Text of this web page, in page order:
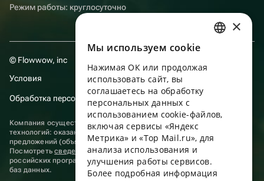
Режим работы: круглосуточно
© Flowwow, inc
Условия
Обработка персональных данных
Компания осуществляет деятельность в области информационных
технологий: оказание услуг в сети “Интернет” по размещению
предложений (объявлений) продавцов о реализации товаров.
Посмотретьсведения о программах, включенных в реестр
российских программ для электронных вычислительных машин и
баз данных.
ENGLISH
UKRAINIAN
PORTUGUESE
×
Мы используем сookie
Нажимая ОК или продолжая
использовать сайт, вы
соглашаетесь на обработку
персональных данных с
использованием cookie-файлов,
включая сервисы «Яндекс
Метрика» и «Top Mail.ru», для
анализа использования и
улучшения работы сервисов.
Более подробная информация